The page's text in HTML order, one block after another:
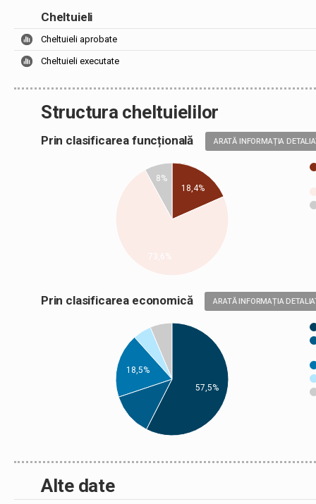
Cheltuieli
Cheltuieli aprobate
Cheltuieli executate
Structura cheltuielilor
Prin clasificarea funcțională ARATĂ INFORMAȚIA
18,4%
8%
Prin clasificarea economică ARATĂ INFORMAȚIA
18,5%
57,5%
Alte date